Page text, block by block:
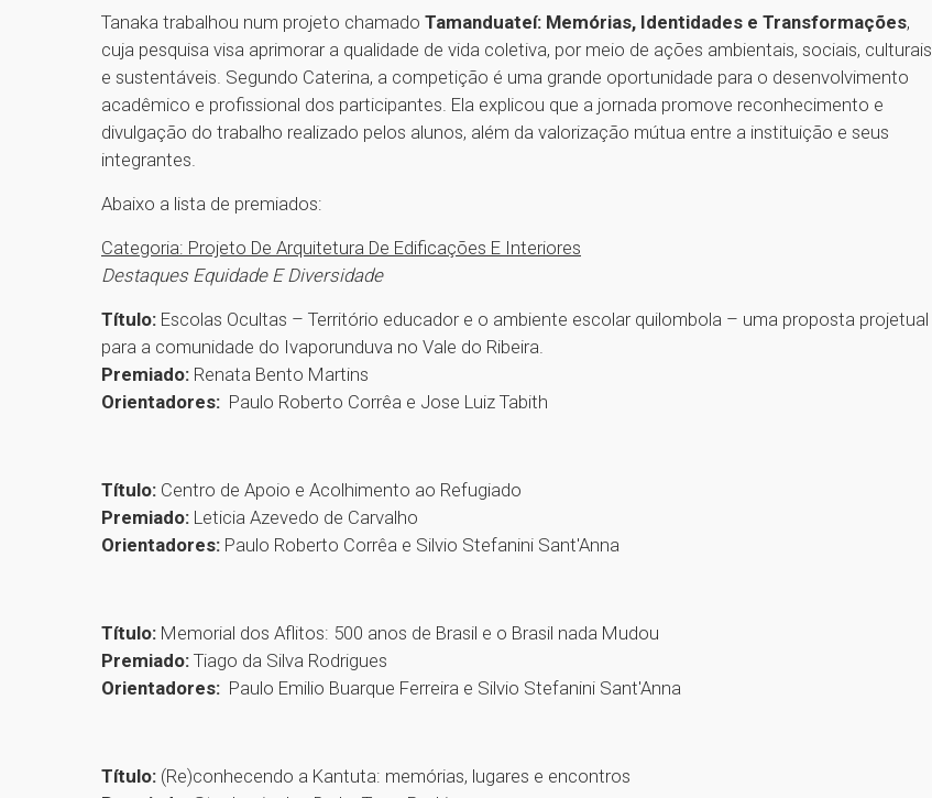
Tanaka trabalhou num projeto chamado Tamanduateí: Memórias, Identidades e Transformações,
cuja pesquisa visa aprimorar a qualidade de vida coletiva, por meio de ações ambientais, sociais, culturais
e sustentáveis. Segundo Caterina, a competição é uma grande oportunidade para o desenvolvimento
acadêmico e profissional dos participantes. Ela explicou que a jornada promove reconhecimento e
divulgação do trabalho realizado pelos alunos, além da valorização mútua entre a instituição e seus
integrantes.
Abaixo a lista de premiados:
Categoria: Projeto De Arquitetura De Edificações E Interiores
Destaques Equidade E Diversidade
Título: Escolas Ocultas – Território educador e o ambiente escolar quilombola – uma proposta projetual
para a comunidade do Ivaporunduva no Vale do Ribeira.
Premiado: Renata Bento Martins
Orientadores: Paulo Roberto Corrêa e Jose Luiz Tabith
Título: Centro de Apoio e Acolhimento ao Refugiado
Premiado: Leticia Azevedo de Carvalho
Orientadores: Paulo Roberto Corrêa e Silvio Stefanini Sant'Anna
Título: Memorial dos Aflitos: 500 anos de Brasil e o Brasil nada Mudou
Premiado: Tiago da Silva Rodrigues
Orientadores: Paulo Emilio Buarque Ferreira e Silvio Stefanini Sant'Anna
Título: (Re)conhecendo a Kantuta: memórias, lugares e encontros